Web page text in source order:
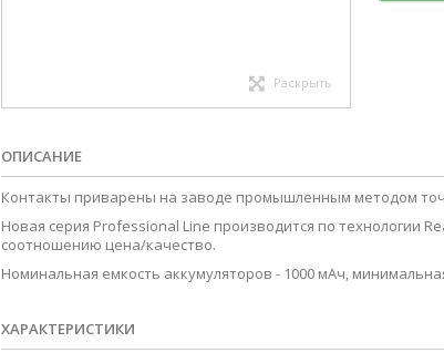
Раскрыть
ОПИСАНИЕ
Контакты приварены на заводе промышленным методом
Новая серия Professional Line производится по технологии
соотношению цена/качество.
Номинальная емкость аккумуляторов - 1000 мАч,
ХАРАКТЕРИСТИКИ